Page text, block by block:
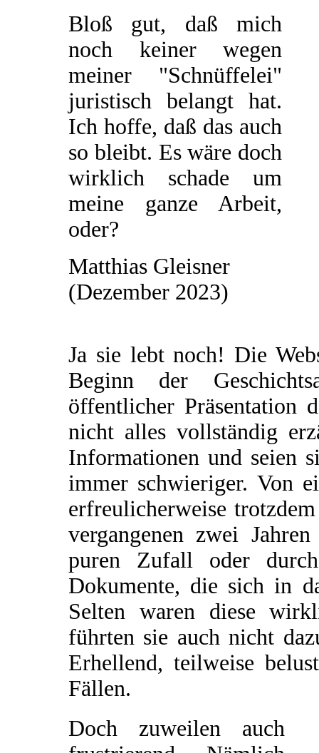
Bloß gut, daß mich
noch keiner wegen
meiner "Schnüffelei"
juristisch belangt hat.
Ich hoffe, daß das auch
so bleibt. Es wäre doch
wirklich schade um
meine ganze Arbeit,
oder?
Matthias Gleisner
(Dezember 2023)
Ja sie lebt noch! Die
Beginn der
öffentlicher Präsentation
nicht alles vollständig
Informationen und seien
immer schwieriger. Von
erfreulicherweise
vergangenen zwei
puren Zufall oder
Dokumente, die sich in
Selten waren diese
führten sie auch nicht
Erhellend, teilweise
Fällen.
Doch zuweilen auch